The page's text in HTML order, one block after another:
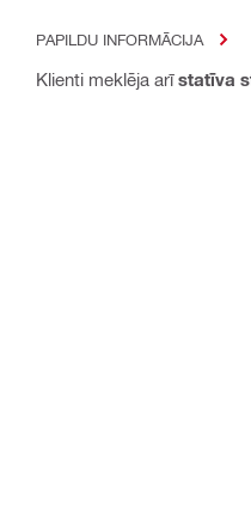
PAPILDU INFORMĀCIJA
Klienti meklēja arīstatīva